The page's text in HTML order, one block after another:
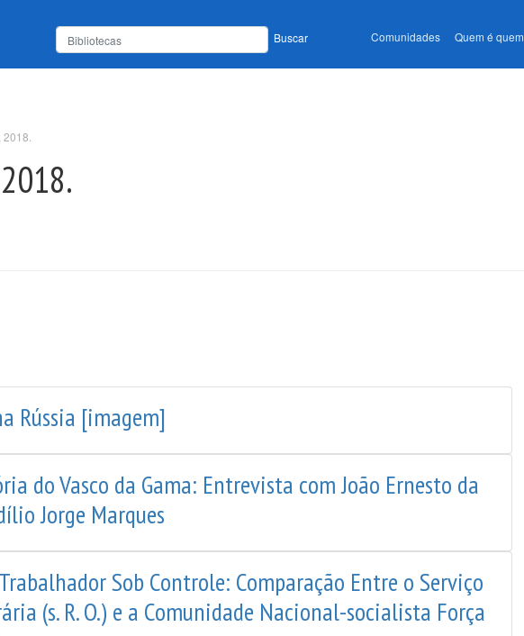
Buscar Comunidades Quem é quem
Rússia [imagem]
do Vasco da Gama: Entrevista com João Ernesto da
Jorge Marques
Sob Controle: Comparação Entre o Serviço
(s. R. O.) e a Comunidade Nacional-socialista Força